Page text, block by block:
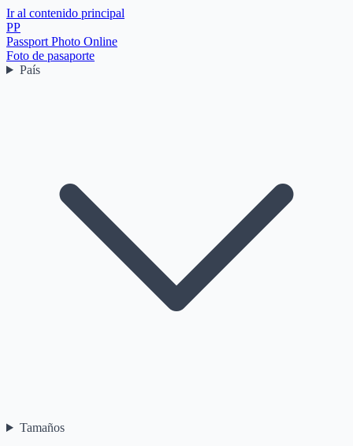
Ir al contenido principal
PP
Passport Photo Online
Foto de pasaporte
País
Tamaños